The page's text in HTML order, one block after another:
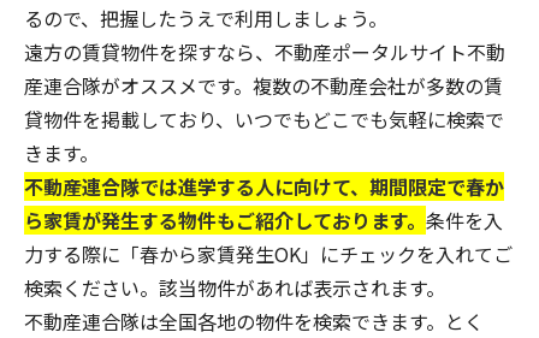
るので、把握したうえで利用しましょう。
遠方の賃貸物件を探すなら、不動産ポータルサイト不動
産連合隊がオススメです。複数の不動産会社が多数の賃
貸物件を掲載しており、いつでもどこでも気軽に検索で
きます。
不動産連合隊では進学する人に向けて、期間限定で春か
ら家賃が発生する物件もご紹介しております。 条件を入
力する際に「春から家賃発生OK」にチェックを入れてご
検索ください。該当物件があれば表示されます。
不動産連合隊は全国各地の物件を検索できます。とく